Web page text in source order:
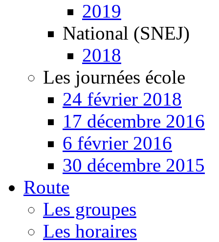
2019
National (SNEJ)
2018
Les journées école
24 février 2018
17 décembre 2016
6 février 2016
30 décembre 2015
Route
Les groupes
Les horaires